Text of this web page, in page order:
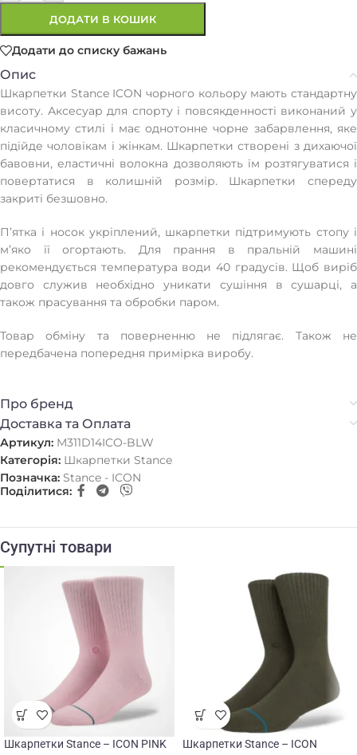
ДОДАТИ В КОШИК
Додати до списку бажань
Опис
Шкарпетки Stance ICON чорного кольору мають стандартну
висоту. Аксесуар для спорту і повсякденності виконаний у
класичному стилі і має однотонне чорне забарвлення, яке
підійде чоловікам і жінкам. Шкарпетки створені з дихаючої
бавовни, еластичні волокна дозволяють їм розтягуватися і
повертатися в колишній розмір. Шкарпетки спереду
закриті безшовно.
П’ятка і носок укріплений, шкарпетки підтримують стопу і
м’яко її огортають. Для прання в пральній машині
рекомендується температура води 40 градусів. Щоб виріб
довго служив необхідно уникати сушіння в сушарці, а
також прасування та обробки паром.
Товар обміну та поверненню не підлягає. Також не
передбачена попередня примірка виробу.
Про бренд
Доставка та Оплата
Артикул: M311D14ICO-BLW
Категорія: Шкарпетки Stance
Позначка: Stance - ICON
Поділитися:
Супутні товари
Шкарпетки Stance – ICON PINK
Шкарпетки Stance – ICON